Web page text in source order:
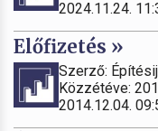
2024.11.24.
Előfizetés »
Szerző:
Közzétéve:
2014.12.04.